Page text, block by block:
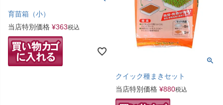
育苗箱（小）
当店特別価格 ¥363税込
クイック種まきセット
当店特別価格 ¥880税込